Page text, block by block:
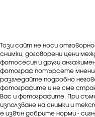
Този сайт не носи
снимки, договорени цени
фотосесия и други
фотограф потърсете
разгледайте подробно
фотографите и не сме
Вас и фотографите. При
използване на снимки и
е извън добрите норми -